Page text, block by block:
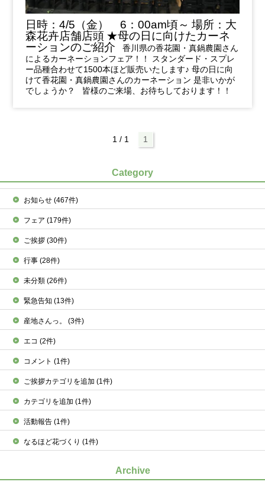
日時：4/5（金） 6：00am頃～ 場所：大
森花卉店舗店頭 ★母の日に向けたカーネ
ーションのご紹介 香川県の香花園・真鍋農園さん
によるカーネーションフェア！！ スタンダード・スプレ
ー品種合わせて1500本ほど販売いたします♪ 母の日に向
けて香花園・真鍋農園さんのカーネーション 是非いかが
でしょうか？ 皆様のご来場、お待ちしております！！
1 / 1 1
Category
お知らせ(467件)
フェア(179件)
ご挨拶(30件)
行事(28件)
未分類(26件)
緊急告知(13件)
産地さんっ。(3件)
エコ(2件)
コメント(1件)
ご挨拶カテゴリを追加(1件)
カテゴリを追加(1件)
活動報告(1件)
なるほど花づくり(1件)
Archive